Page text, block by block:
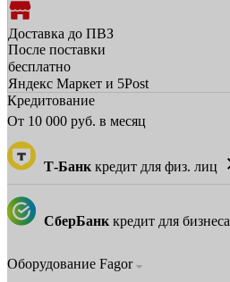
Доставка до ПВЗ
После поставки
бесплатно
Яндекс Маркет и 5Post
Кредитование
От 10 000 руб. в месяц
Т-Банк кредит для физ. лиц
СберБанк кредит для бизнеса
Оборудование Fagor